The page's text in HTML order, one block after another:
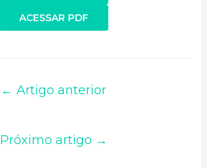
ACESSAR PDF
← Artigo anterior
Próximo artigo →